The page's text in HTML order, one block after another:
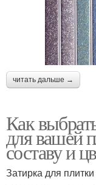
читать дальше →
Как
для вашей
составу и
Затирка для